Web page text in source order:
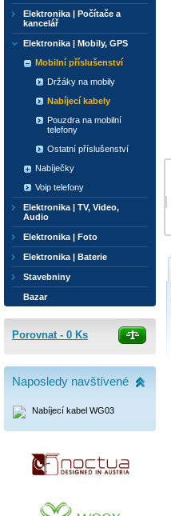
Elektronika | Počítače a
kancelář
Elektronika | Mobily, GPS
Mobilní příslušenství
Držáky na mobily
Nabíjecí kabely
Pouzdra na mobilní
telefony
Ostatní příslušenství
Nabíječky
Voip telefony
Elektronika | TV, Video,
Audio
Elektronika | Foto
Elektronika | Baterie
Stavebniny
Bazar
Porovnat - 0 Ks
Naposledy navštívené
Nabíjecí kabel WG03